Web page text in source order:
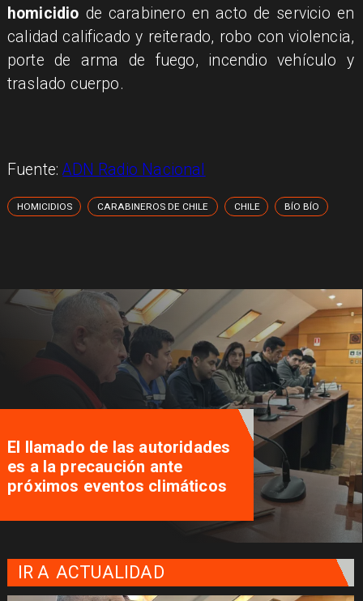
homicidio de carabinero en acto de servicio en
calidad calificado y reiterado, robo con violencia,
porte de arma de fuego, incendio vehículo y
traslado cuerpo.
Fuente:ADN Radio Nacional
HOMICIDIOS CARABINEROS DE CHILE CHILE BÍO BÍO
El llamado de las autoridades
es a la precaución ante
próximos eventos climáticos
IR A ACTUALIDAD